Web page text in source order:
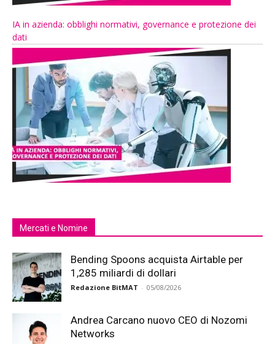
IA in azienda: obblighi normativi, governance e protezione dei
dati
Mercati e Nomine
Bending Spoons acquista Airtable per
1,285 miliardi di dollari
Redazione BitMAT - 05/08/2026
Andrea Carcano nuovo CEO di Nozomi
Networks